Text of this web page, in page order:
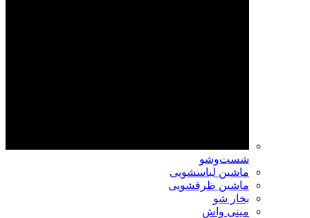
شست‌وشو
ماشین لباسشویی
ماشین ظرفشویی
بخار شو
مینی واش